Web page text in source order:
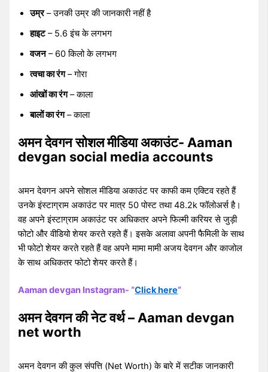
उम्र– उनकी उम्र की जानकारी नहीं है
हाइट– 5.6 इंच के लगभग
वजन– 60 किलो के लगभग
त्वचा का रंग– गोरा
आंखों का रंग– काला
बालों का रंग– काला
अमन देवगन सोशल मीडिया अकाउंट- Aaman
devgan social media accounts
अमन देवगन अपने सोशल मीडिया अकाउंट पर काफी कम एक्टिव रहते हैं
उनके इंस्टाग्राम अकाउंट पर मात्र 50 पोस्ट तथा 48.2k फॉलोअर्स है।
वह अपने इंस्टाग्राम अकाउंट पर अधिकतर अपने फिल्मी करियर से जुड़ी
फोटो और वीडियो शेयर करते रहते हैं। इसके अलावा अपनी फैमिली के साथ
भी फोटो शेयर करते रहते हैं वह अपने मामा मामी अजय देवगन और काजोल
के साथ अधिकतर फोटो शेयर करते हैं।
Aaman devgan Instagram- “Click here“
अमन देवगन की नेट वर्थ – Aaman devgan
net worth
अमन देवगन की कुल संपत्ति (Net Worth) के बारे में सटीक जानकारी